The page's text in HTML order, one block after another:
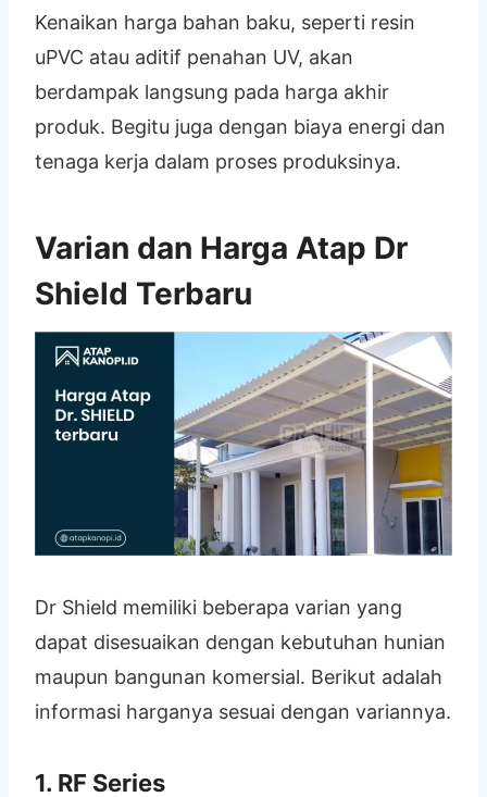
Kenaikan harga bahan baku, seperti resin
uPVC atau aditif penahan UV, akan
berdampak langsung pada harga akhir
produk. Begitu juga dengan biaya energi dan
tenaga kerja dalam proses produksinya.
Varian dan Harga Atap Dr
Shield Terbaru
Dr Shield memiliki beberapa varian yang
dapat disesuaikan dengan kebutuhan hunian
maupun bangunan komersial. Berikut adalah
informasi harganya sesuai dengan variannya.
1. RF Series